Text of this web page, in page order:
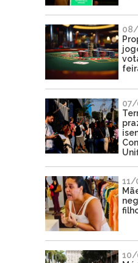
08/
07/
11/
10/